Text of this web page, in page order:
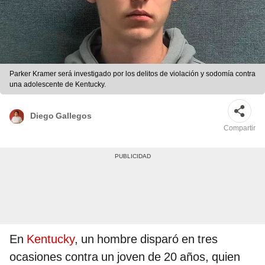
Parker Kramer será investigado por los delitos de violación y sodomía contra
una adolescente de Kentucky.
Diego Gallegos
Compartir
En Kentucky, un hombre disparó en tres
ocasiones contra un joven de 20 años, quien